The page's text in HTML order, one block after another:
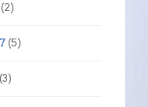
(5)